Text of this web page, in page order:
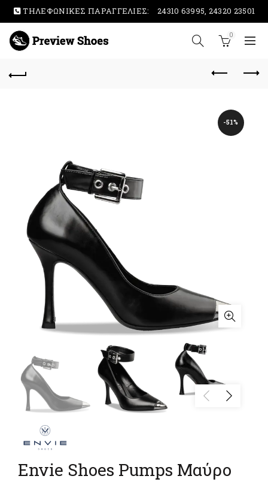
ΤΗΛΕΦΩΝΙΚΕΣ ΠΑΡΑΓΓΕΛΙΕΣ: 24310 63995, 24320 23501
0
-51%
Envie Shoes Pumps Μαύρο